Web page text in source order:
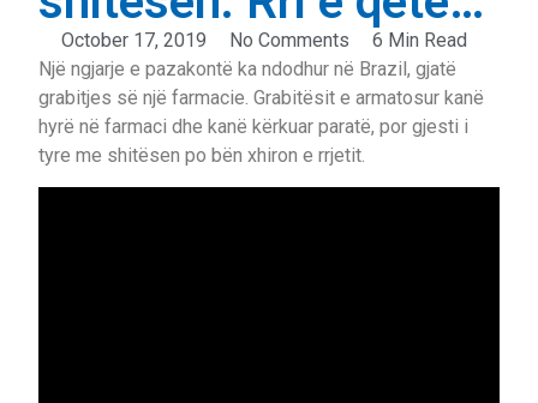
October 17, 2019 No Comments
6 Min Read
Një ngjarje e pazakontë ka ndodhur në Brazil, gjatë
grabitjes së një farmacie. Grabitësit e armatosur kanë
hyrë në farmaci dhe kanë kërkuar paratë, por gjesti i
tyre me shitësen po bën xhiron e rrjetit.